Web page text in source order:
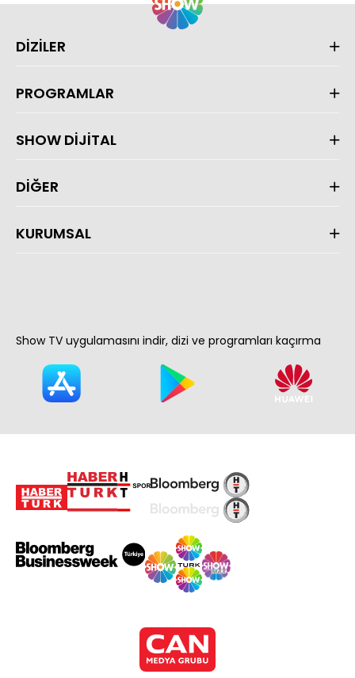
DİZİLER
PROGRAMLAR
SHOW DİJİTAL
DİĞER
KURUMSAL
Show TV uygulamasını indir, dizi ve programları kaçırma